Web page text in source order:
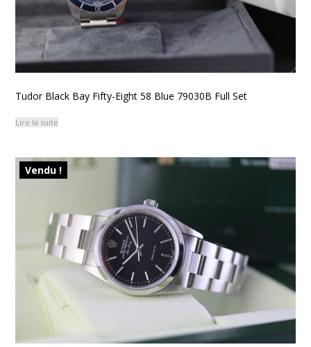
Tudor Black Bay Fifty-Eight 58 Blue 79030B Full Set
Lire la suite
Vendu !